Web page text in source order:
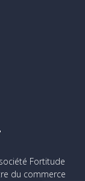
Fortitude
du commerce